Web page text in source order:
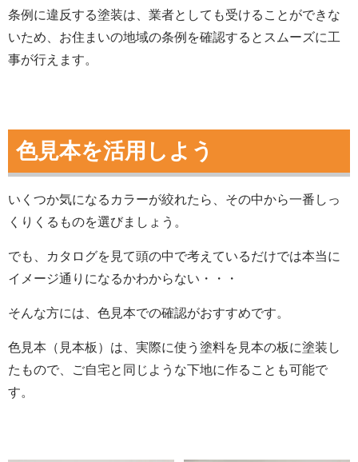
条例に違反する塗装は、業者としても受けることができな
いため、お住まいの地域の条例を確認するとスムーズに工
事が行えます。
色見本を活用しよう
いくつか気になるカラーが絞れたら、その中から一番しっ
くりくるものを選びましょう。
でも、カタログを見て頭の中で考えているだけでは本当に
イメージ通りになるかわからない・・・
そんな方には、色見本での確認がおすすめです。
色見本（見本板）は、実際に使う塗料を見本の板に塗装し
たもので、ご自宅と同じような下地に作ることも可能で
す。